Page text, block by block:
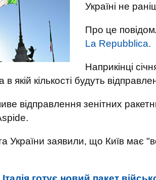
Україні не
Про це
La Repubblica.
Наприкінці
в якій кількості будуть
відправлення зенітних
України заявили, що Київ має "всі